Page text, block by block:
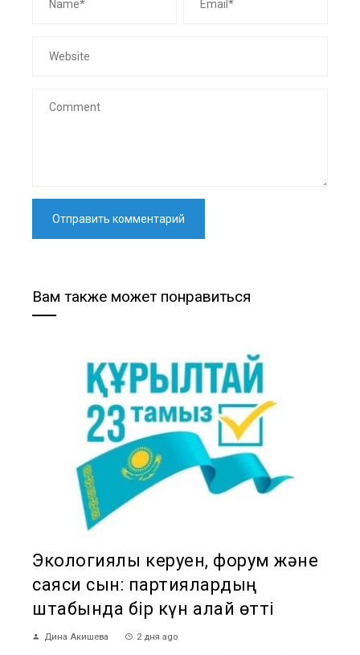
Вам также может понравиться
Экологиялық керуен, форум және
саяси сын: партиялардың
штабында бір күн қалай өтті
Дина Акишева 2 дня ago